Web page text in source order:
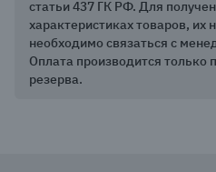
статьи 437 ГК РФ. Для
характеристиках товаров, их
необходимо связаться с
Оплата производится только
резерва.